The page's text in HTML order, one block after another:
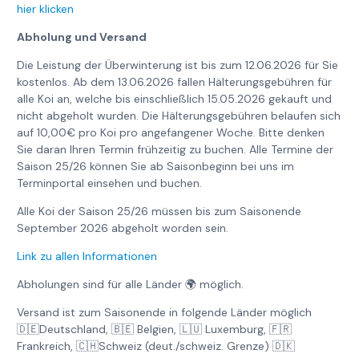
hier klicken
Abholung und Versand
Die Leistung der Überwinterung ist bis zum 12.06.2026 für Sie
kostenlos. Ab dem 13.06.2026 fallen Hälterungsgebühren für
alle Koi an, welche bis einschließlich 15.05.2026 gekauft und
nicht abgeholt wurden. Die Hälterungsgebühren belaufen sich
auf 10,00€ pro Koi pro angefangener Woche. Bitte denken
Sie daran Ihren Termin frühzeitig zu buchen. Alle Termine der
Saison 25/26 können Sie ab Saisonbeginn bei uns im
Terminportal einsehen und buchen.
Alle Koi der Saison 25/26 müssen bis zum Saisonende
September 2026 abgeholt worden sein.
Link zu allen Informationen
Abholungen sind für alle Länder 🌍 möglich.
Versand ist zum Saisonende in folgende Länder möglich
🇩🇪Deutschland, 🇧🇪 Belgien, 🇱🇺 Luxemburg, 🇫🇷
Frankreich, 🇨🇭Schweiz (deut./schweiz. Grenze) 🇩🇰